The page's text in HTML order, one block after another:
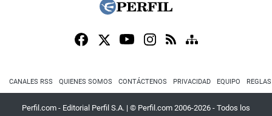
CANALES RSS QUIENES SOMOS CONTÁCTENOS PRIVACIDAD EQUIPO
Perfil.com - Editorial Perfil S.A. | © Perfil.com 2006-2026 - Todos los